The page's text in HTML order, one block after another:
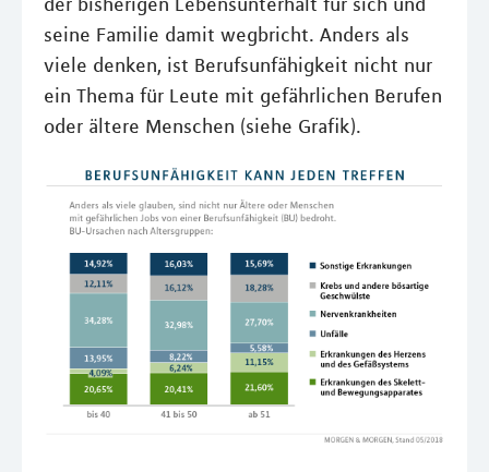
seine Familie damit wegbricht. Anders als
viele denken, ist Berufsunfähigkeit nicht nur
ein Thema für Leute mit gefährlichen Berufen
oder ältere Menschen (siehe Grafik).